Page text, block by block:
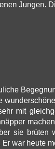
Jungen.
mit
sie brüten
war heute